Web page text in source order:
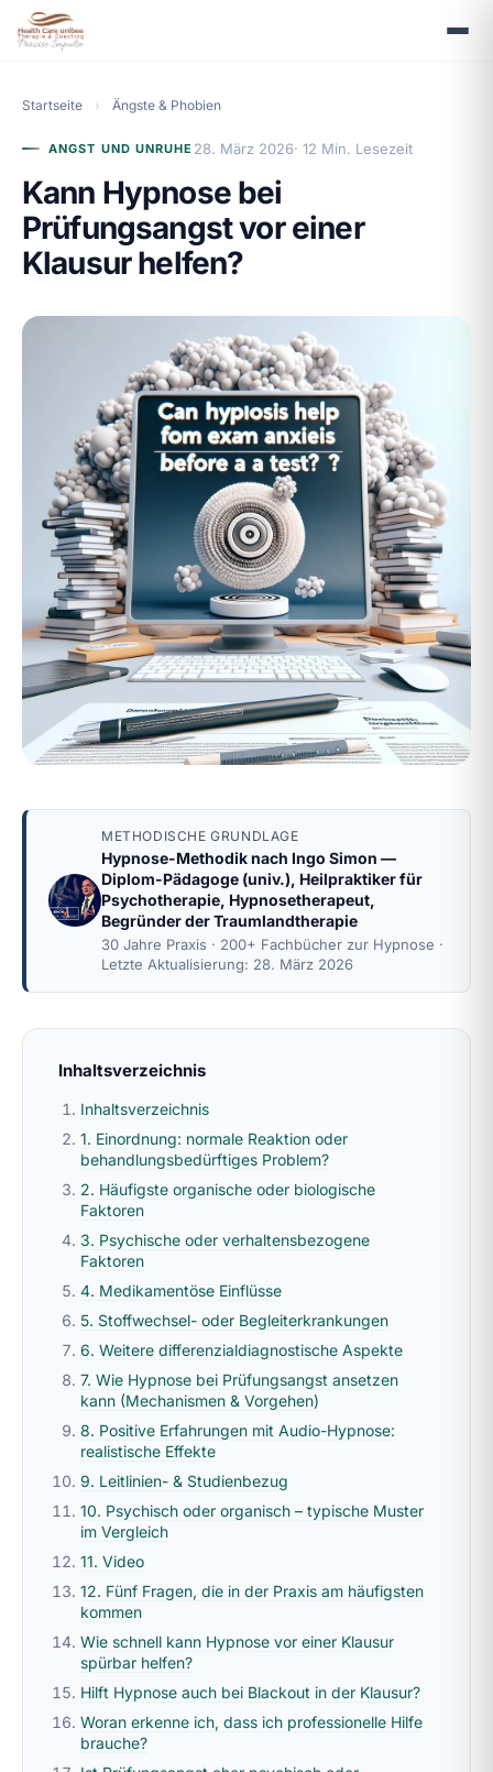
Startseite › Ängste & Phobien
ANGST UND UNRUHE 28. März 2026· 12 Min. Lesezeit
Kann Hypnose bei
Prüfungsangst vor einer
Klausur helfen?
METHODISCHE GRUNDLAGE
Hypnose-Methodik nach Ingo Simon —
Diplom-Pädagoge (univ.), Heilpraktiker für
Psychotherapie, Hypnosetherapeut,
Begründer der Traumlandtherapie
30 Jahre Praxis · 200+ Fachbücher zur Hypnose ·
Letzte Aktualisierung: 28. März 2026
Inhaltsverzeichnis
Inhaltsverzeichnis
1. Einordnung: normale Reaktion oder
behandlungsbedürftiges Problem?
2. Häufigste organische oder biologische
Faktoren
3. Psychische oder verhaltensbezogene
Faktoren
4. Medikamentöse Einflüsse
5. Stoffwechsel- oder Begleiterkrankungen
6. Weitere differenzialdiagnostische Aspekte
7. Wie Hypnose bei Prüfungsangst ansetzen
kann (Mechanismen & Vorgehen)
8. Positive Erfahrungen mit Audio-Hypnose:
realistische Effekte
9. Leitlinien- & Studienbezug
10. Psychisch oder organisch – typische Muster
im Vergleich
11. Video
12. Fünf Fragen, die in der Praxis am häufigsten
kommen
Wie schnell kann Hypnose vor einer Klausur
spürbar helfen?
Hilft Hypnose auch bei Blackout in der Klausur?
Woran erkenne ich, dass ich professionelle Hilfe
brauche?